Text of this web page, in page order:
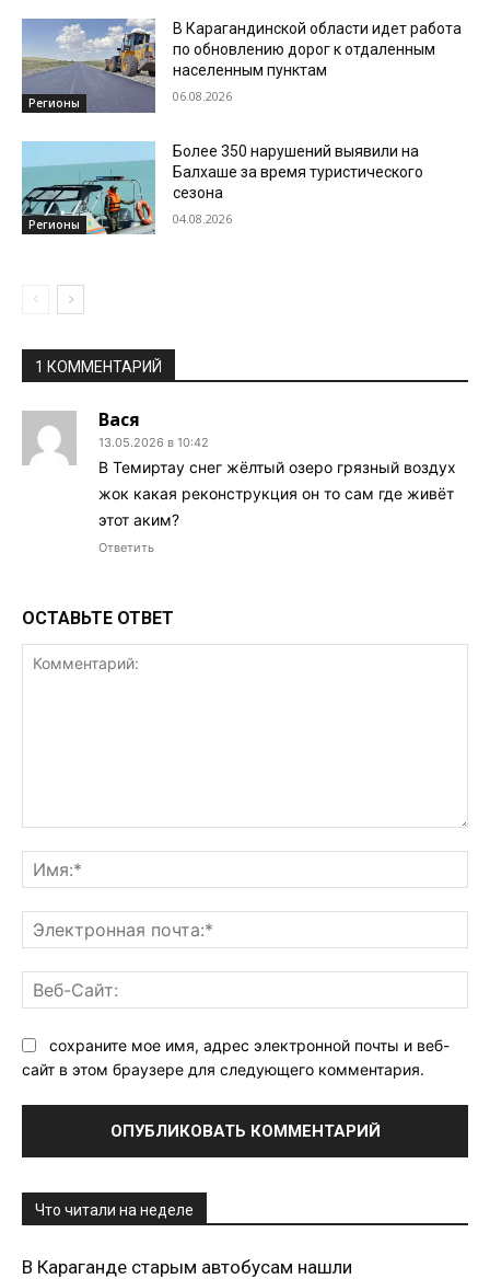
Регионы
В Карагандинской области идет работа
по обновлению дорог к отдаленным
населенным пунктам
06.08.2026
Регионы
Более 350 нарушений выявили на
Балхаше за время туристического
сезона
04.08.2026
1 КОММЕНТАРИЙ
Вася
13.05.2026 в 10:42
В Темиртау снег жёлтый озеро грязный воздух
жок какая реконструкция он то сам где живёт
этот аким?
Ответить
ОСТАВЬТЕ ОТВЕТ
сохраните мое имя, адрес электронной почты и веб-
сайт в этом браузере для следующего комментария.
Что читали на неделе
В Караганде старым автобусам нашли